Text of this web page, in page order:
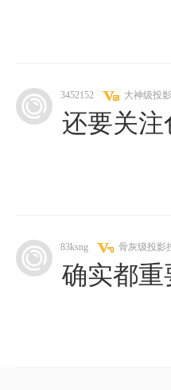
3452152 大神级投
还要关
83ksng 骨灰级投影
确实都重